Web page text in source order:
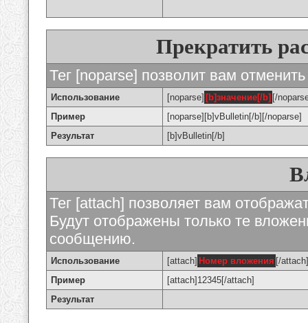
Прекратить
Тег [noparse] позволит вам
Использование [noparse] [b]значение[/b] [/
Пример
[noparse][b]vBulletin[/b][/noparse]
Результат
[b]vBulletin[/b]
Тег [attach] позволяет вам
Будут отображены только те
сообщению.
Использование [attach] Номер вложения [/attach]
Пример
[attach]12345[/attach]
Результат